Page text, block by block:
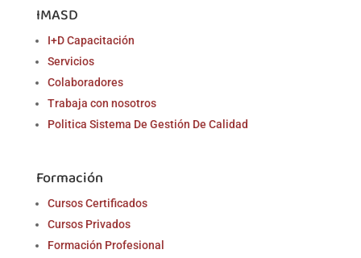
IMASD
I+D Capacitación
Servicios
Colaboradores
Trabaja con nosotros
Politica Sistema De Gestión De Calidad
Formación
Cursos Certificados
Cursos Privados
Formación Profesional